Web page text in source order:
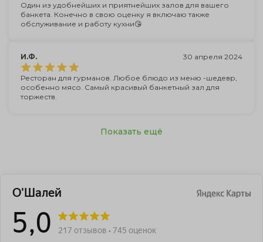
Один из удобнейших и приятнейших залов для вашего
банкета. Конечно в свою оценку я включаю также
обслуживание и работу кухни😘
И.Ф. 30 апреля 2024
Ресторан для гурманов. Любое блюдо из меню -шедевр,
особенно мясо. Самый красивый банкетный зал для
торжеств.
Показать ещё